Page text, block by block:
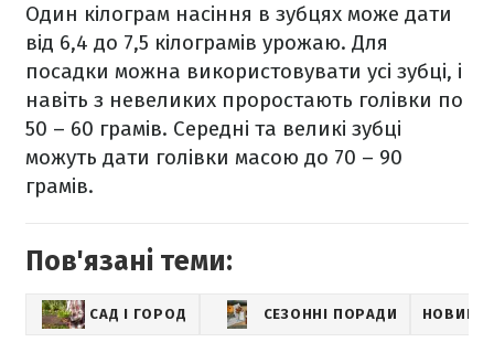
Один кілограм насіння в зубцях може дати
від 6,4 до 7,5 кілограмів урожаю. Для
посадки можна використовувати усі зубці, і
навіть з невеликих проростають голівки по
50 – 60 грамів. Середні та великі зубці
можуть дати голівки масою до 70 – 90
грамів.
Пов'язані теми:
САД І ГОРОД СЕЗОННІ ПОРАДИ НОВИНИ